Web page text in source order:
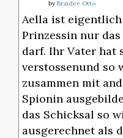
by Braidee Otto
Aella ist
Prinzessin nur
darf. Ihr Vater hat
verstossenund so
zusammen mit
Spionin
das Schicksal so
ausgerechnet als